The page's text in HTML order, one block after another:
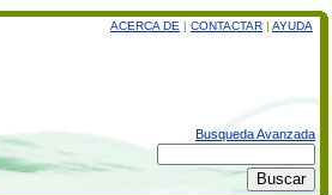
ACERCA DE | CONTACTAR | AYUDA
Busqueda Avanzada